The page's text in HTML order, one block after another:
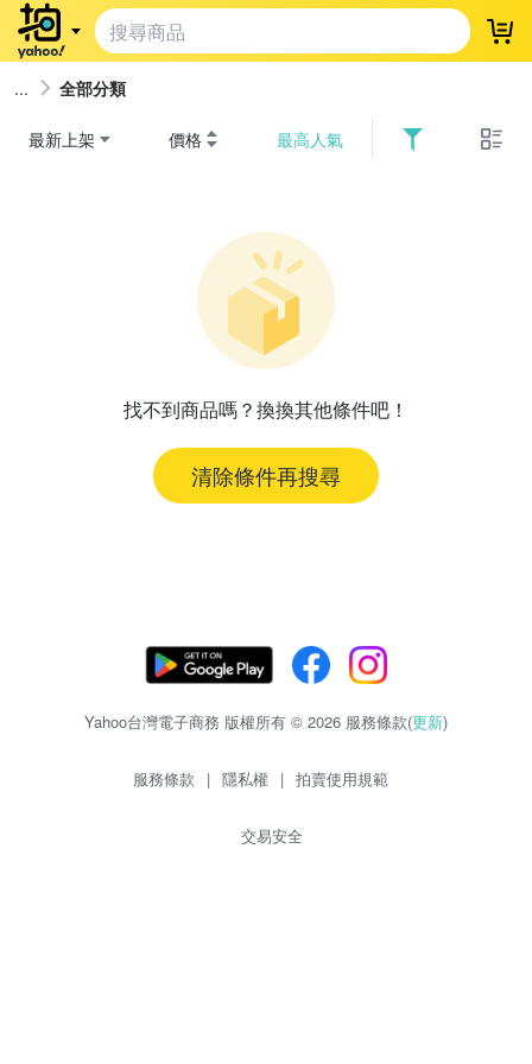
登
全部分類
最新上架 價格 最高人氣
找不到商品嗎？換換其他條件吧！
清除條件再搜尋
Yahoo台灣電子商務 版權所有 © 2026 服務條款(更新)
服務條款 | 隱私權 | 拍賣使用規範
交易安全